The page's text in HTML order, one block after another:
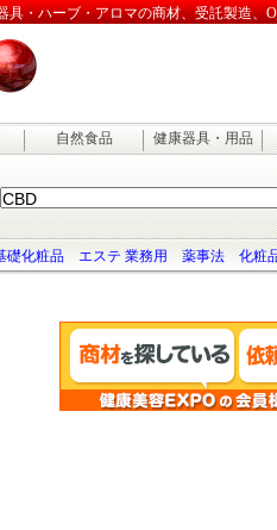
具・ハーブ・アロマの商材、受託製造、
自然食品 健康器具・用品
礎化粧品 エステ 業務用 薬事法 化粧